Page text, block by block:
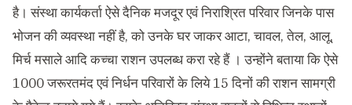
है। संस्था कार्यकर्ता ऐसे दैनिक मजदूर एवं निराश्रित परिवार जिनके पास
भोजन की व्यवस्था नहीं है, को उनके घर जाकर आटा, चावल, तेल, आलू,
मिर्च मसाले आदि कच्चा राशन उपलब्ध करा रहे हैं । उन्होंने बताया कि ऐसे
1000 जरूरतमंद एवं निर्धन परिवारों के लिये 15 दिनों की राशन सामग्री